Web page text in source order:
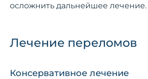
осложнить дальнейшее лечение.
Лечение переломов
Консервативное лечение